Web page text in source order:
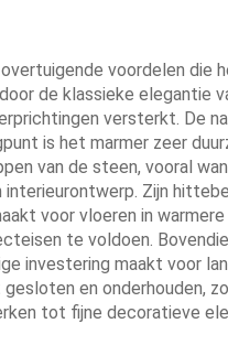
voordelen
de klassieke
versterkt. De
is het marmer zeer
van de steen, vooral
Zijn
voor vloeren in warmere
te voldoen.
investering maakt voor
en onderhouden,
tot fijne decoratieve